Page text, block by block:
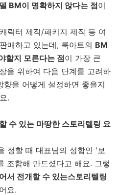
BM이 명확하지 않다는 점이
릭터 제작/패키지 제작 등 여
매하고 있는데, 룩아트의 BM
할지 모른다는 점이 가장 큰
을 위하여 다음 단계를 고려하
을 어떻게 설정하면 좋을지
.
수 있는 마땅한 스토리텔링 요
정할 때 대표님의 성함인 '보
조합해 만드셨다고 해요. 그렇
서 전개할 수 있는스토리텔링
요.